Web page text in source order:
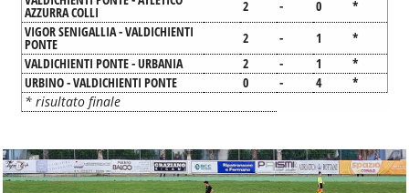
AZZURRA COLLI 2 - 0
*
VIGOR SENIGALLIA-VALDICHIENTI
PONTE 2 - 1
*
VALDICHIENTI PONTE-URBANIA 2 - 1
*
URBINO-VALDICHIENTI PONTE 0 - 4
*
* risultato finale